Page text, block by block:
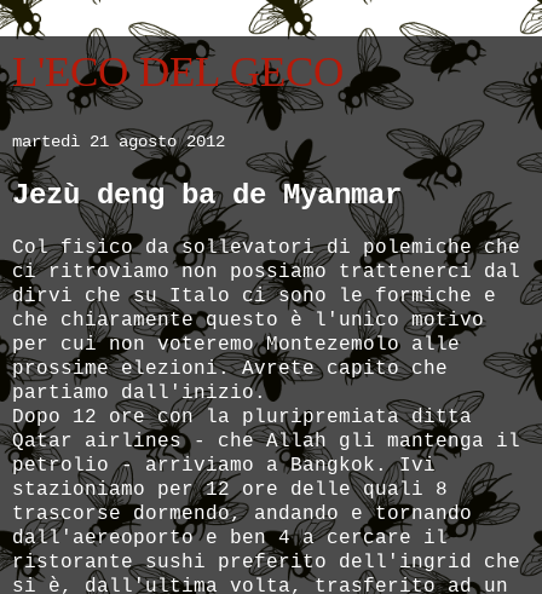
L'ECO DEL GECO
martedì 21 agosto 2012
Jezù deng ba de Myanmar
Col fisico da sollevatori di polemiche che
ci ritroviamo non possiamo trattenerci dal
dirvi che su Italo ci sono le formiche e
che chiaramente questo è l'unico motivo
per cui non voteremo Montezemolo alle
prossime elezioni. Avrete capito che
partiamo dall'inizio.
Dopo 12 ore con la pluripremiata ditta
Qatar airlines - che Allah gli mantenga il
petrolio - arriviamo a Bangkok. Ivi
stazioniamo per 12 ore delle quali 8
trascorse dormendo, andando e tornando
dall'aereoporto e ben 4 a cercare il
ristorante sushi preferito dell'ingrid che
si è, dall'ultima volta, trasferito ad un